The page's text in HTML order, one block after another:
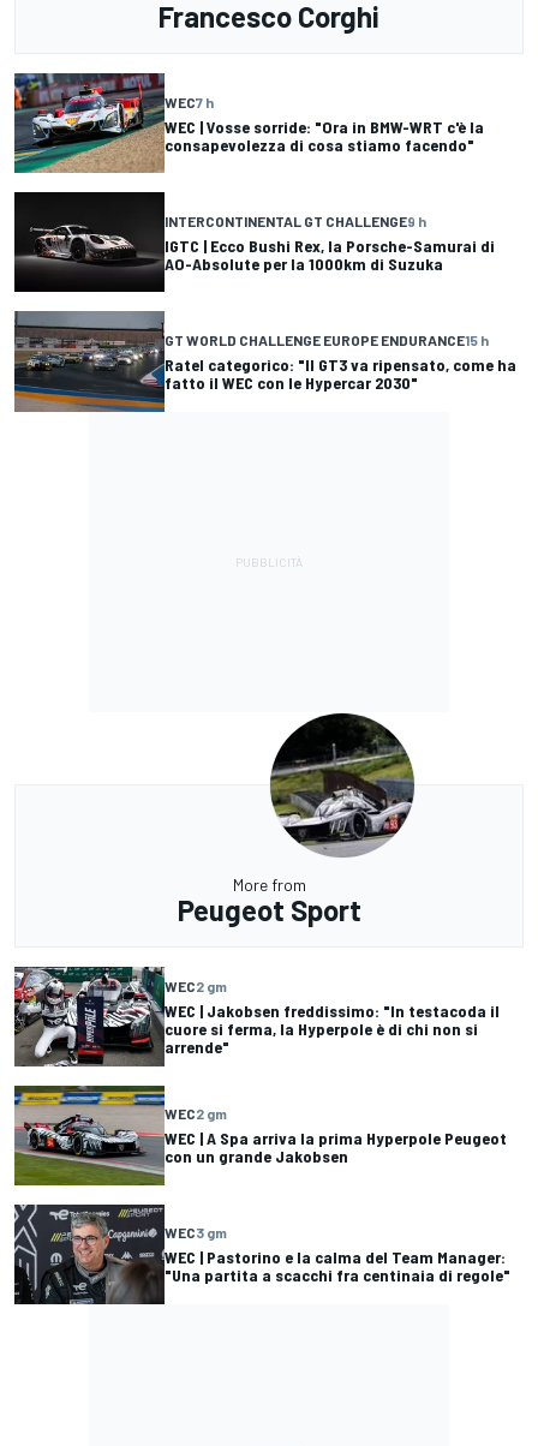
Francesco Corghi
WEC7 h
WEC | Vosse sorride: "Ora in BMW-WRT c'è la
consapevolezza di cosa stiamo facendo"
INTERCONTINENTAL GT CHALLENGE9 h
IGTC | Ecco Bushi Rex, la Porsche-Samurai di
AO-Absolute per la 1000km di Suzuka
GT WORLD CHALLENGE EUROPE ENDURANCE15 h
Ratel categorico: "Il GT3 va ripensato, come ha
fatto il WEC con le Hypercar 2030"
More from
Peugeot Sport
WEC2 gm
WEC | Jakobsen freddissimo: "In testacoda il
cuore si ferma, la Hyperpole è di chi non si
arrende"
WEC2 gm
WEC | A Spa arriva la prima Hyperpole Peugeot
con un grande Jakobsen
WEC3 gm
WEC | Pastorino e la calma del Team Manager:
"Una partita a scacchi fra centinaia di regole"